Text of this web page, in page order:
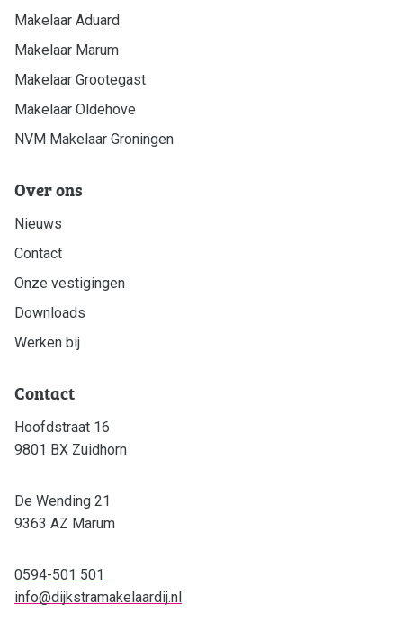
Financieel advies
Verzekeringen
Makelaardij
Huis verkopen
Aanbod
Ons team
Over ons
Nieuws
Onze vestigingen
Downloads
Werken bij
Contact
Hoofdstraat 16
De Wending 21
9363 AZ Marum
Makelaar Aduard
Makelaar Marum
Makelaar Grootegast
Makelaar Oldehove
NVM Makelaar Groningen
Over ons
Nieuws
Contact
Onze vestigingen
Downloads
Werken bij
Contact
Hoofdstraat 16
9801 BX Zuidhorn
De Wending 21
9363 AZ Marum
0594-501 501
info@dijkstramakelaardij.nl